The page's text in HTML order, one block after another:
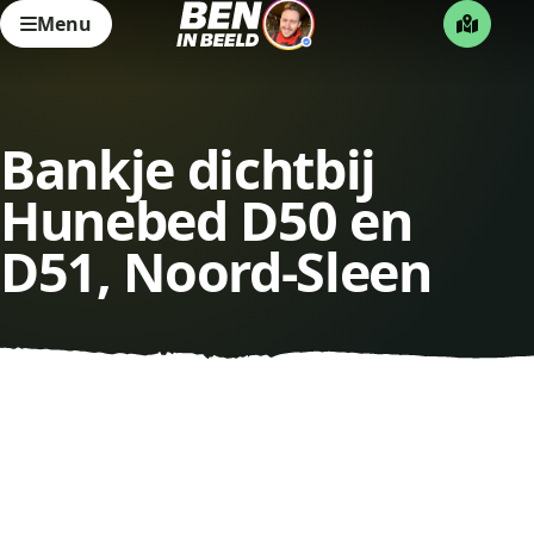
Menu
Bankje dichtbij
Hunebed D50 en
D51, Noord-Sleen